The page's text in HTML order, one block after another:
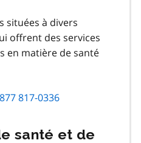
situées à divers
offrent des services
en matière de santé
817-0336
santé et de